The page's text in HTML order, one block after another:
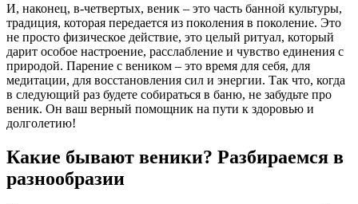
И, наконец, в-четвертых, веник – это часть банной культуры,
традиция, которая передается из поколения в поколение. Это
не просто физическое действие, это целый ритуал, который
дарит особое настроение, расслабление и чувство единения с
природой. Парение с веником – это время для себя, для
медитации, для восстановления сил и энергии. Так что, когда
в следующий раз будете собираться в баню, не забудьте про
веник. Он ваш верный помощник на пути к здоровью и
долголетию!
Какие бывают веники? Разбираемся в
разнообразии